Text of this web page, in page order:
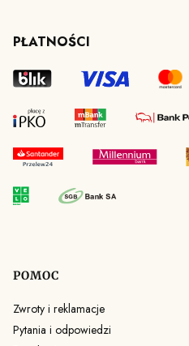
PŁATNOŚCI
Linki w stopce
POMOC
Zwroty i reklamacje
Pytania i odpowiedzi